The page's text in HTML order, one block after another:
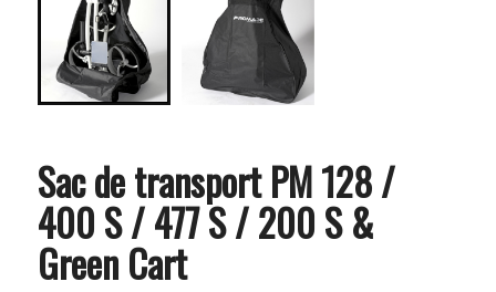
Sac de transport PM 128 /
400 S / 477 S / 200 S &
Green Cart